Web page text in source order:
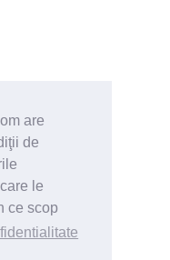
are
de
le
ce scop